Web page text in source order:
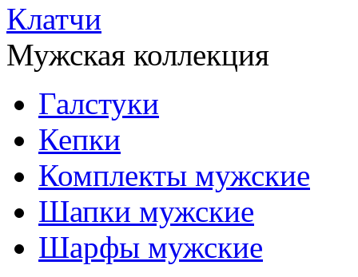
Клатчи
Мужская коллекция
Галстуки
Кепки
Комплекты мужские
Шапки мужские
Шарфы мужские